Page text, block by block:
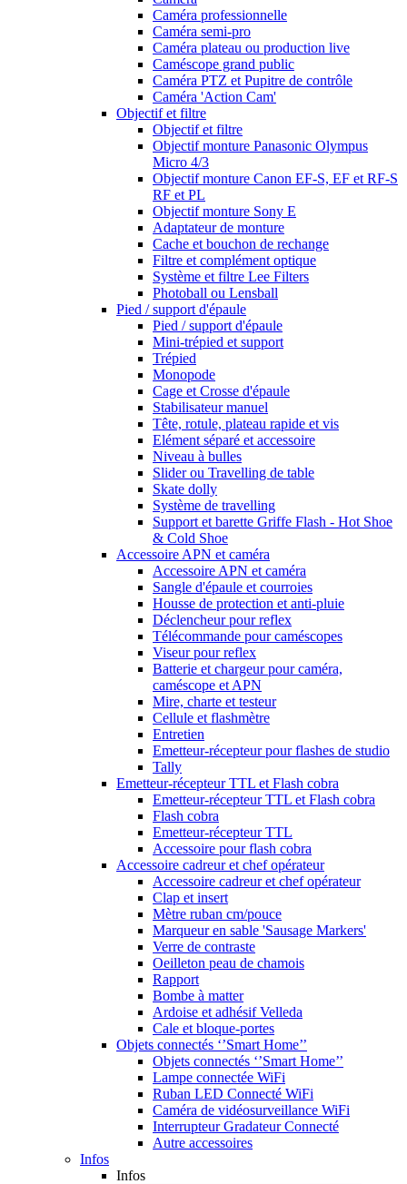
Caméra professionnelle
Caméra semi-pro
Caméra plateau ou production live
Caméscope grand public
Caméra PTZ et Pupitre de contrôle
Caméra 'Action Cam'
Objectif et filtre
Objectif et filtre
Objectif monture Panasonic Olympus
Micro 4/3
Objectif monture Canon EF-S, EF et RF-S
RF et PL
Objectif monture Sony E
Adaptateur de monture
Cache et bouchon de rechange
Filtre et complément optique
Système et filtre Lee Filters
Photoball ou Lensball
Pied / support d'épaule
Pied / support d'épaule
Mini-trépied et support
Trépied
Monopode
Cage et Crosse d'épaule
Stabilisateur manuel
Tête, rotule, plateau rapide et vis
Elément séparé et accessoire
Niveau à bulles
Slider ou Travelling de table
Skate dolly
Système de travelling
Support et barette Griffe Flash - Hot Shoe
& Cold Shoe
Accessoire APN et caméra
Accessoire APN et caméra
Sangle d'épaule et courroies
Housse de protection et anti-pluie
Déclencheur pour reflex
Télécommande pour caméscopes
Viseur pour reflex
Batterie et chargeur pour caméra,
caméscope et APN
Mire, charte et testeur
Cellule et flashmètre
Entretien
Emetteur-récepteur pour flashes de studio
Tally
Emetteur-récepteur TTL et Flash cobra
Emetteur-récepteur TTL et Flash cobra
Flash cobra
Emetteur-récepteur TTL
Accessoire pour flash cobra
Accessoire cadreur et chef opérateur
Accessoire cadreur et chef opérateur
Clap et insert
Mètre ruban cm/pouce
Marqueur en sable 'Sausage Markers'
Verre de contraste
Oeilleton peau de chamois
Rapport
Bombe à matter
Ardoise et adhésif Velleda
Cale et bloque-portes
Objets connectés ‘’Smart Home’’
Objets connectés ‘’Smart Home’’
Lampe connectée WiFi
Ruban LED Connecté WiFi
Caméra de vidéosurveillance WiFi
Interrupteur Gradateur Connecté
Autre accessoires
Infos
Infos